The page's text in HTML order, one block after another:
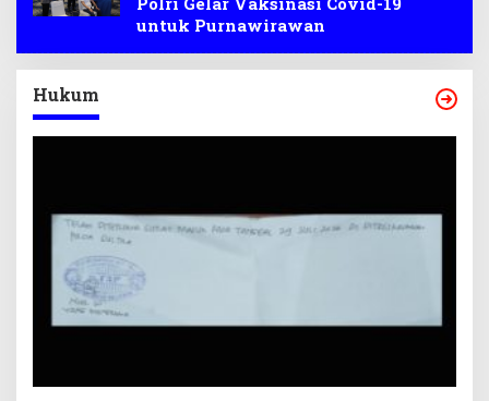
untuk Purnawirawan
Hukum